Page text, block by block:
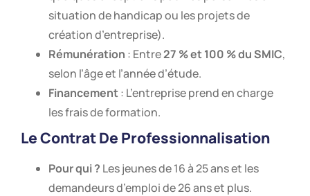
situation de handicap ou les projets de
création d’entreprise).
Rémunération : Entre27 % et 100 % du SMIC,
selon l’âge et l’année d’étude.
Financement: L’entreprise prend en charge
les frais de formation.
Le Contrat De Professionnalisation
Pour qui ? Les jeunes de 16 à 25 ans et les
demandeurs d’emploi de 26 ans et plus.